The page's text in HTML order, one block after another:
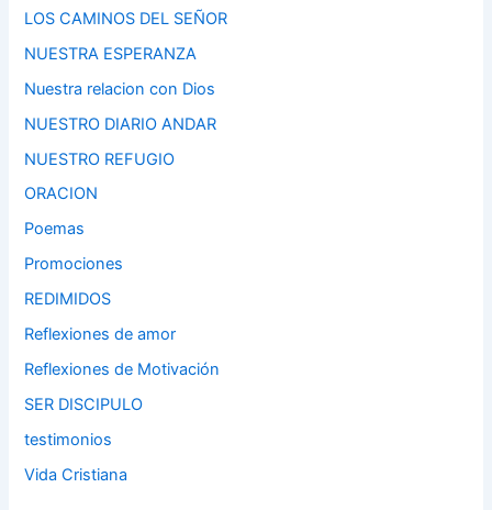
LOS CAMINOS DEL SEÑOR
NUESTRA ESPERANZA
Nuestra relacion con Dios
NUESTRO DIARIO ANDAR
NUESTRO REFUGIO
ORACION
Poemas
Promociones
REDIMIDOS
Reflexiones de amor
Reflexiones de Motivación
SER DISCIPULO
testimonios
Vida Cristiana